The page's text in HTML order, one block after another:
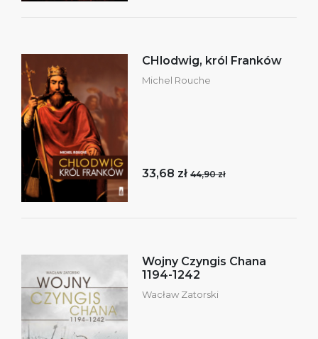
CHlodwig, król Franków
Michel Rouche
33,68 zł 44,90 zł
Wojny Czyngis Chana
1194-1242
Wacław Zatorski